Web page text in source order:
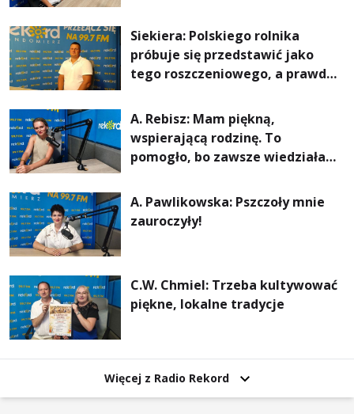
rachunki za energię, lepszy
komfort życia i... czystsze
powietrze
Siekiera: Polskiego rolnika
próbuje się przedstawić jako
tego roszczeniowego, a prawda
A. Rebisz: Mam piękną,
wspierającą rodzinę. To
pomogło, bo zawsze wiedziałam,
najważniejsza
A. Pawlikowska: Pszczoły mnie
zauroczyły!
C.W. Chmiel: Trzeba kultywować
piękne, lokalne tradycje
Więcej z Radio Rekord